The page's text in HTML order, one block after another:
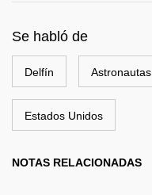
Se habló de
Delfín Astronautas
Estados Unidos
NOTAS RELACIONADAS